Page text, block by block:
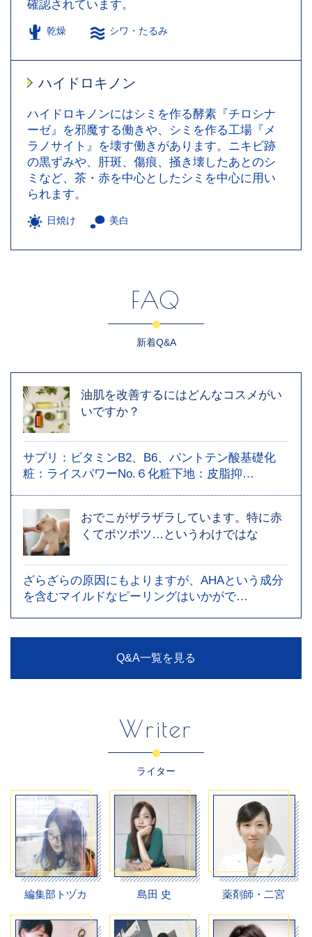
確認されています。
乾燥 シワ・たるみ
ハイドロキノン
ハイドロキノンにはシミを作る酵素『チロシナ
ーゼ』を邪魔する働きや、シミを作る工場『メ
ラノサイト』を壊す働きがあります。ニキビ跡
の黒ずみや、肝斑、傷痕、掻き壊したあとのシ
ミなど、茶・赤を中心としたシミを中心に用い
られます。
日焼け 美白
FAQ
新着Q&A
油肌を改善するにはどんなコスメがい
いですか？
サプリ：ビタミンB2、B6、パントテン酸基礎化
粧：ライスパワーNo.６化粧下地：皮脂抑…
おでこがザラザラしています。特に赤
くてポツポツ…というわけではな
ざらざらの原因にもよりますが、AHAという成分
を含むマイルドなピーリングはいかがで…
Q&A一覧を見る
Writer
ライター
編集部トヅカ 島田 史 薬剤師・二宮